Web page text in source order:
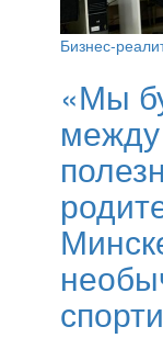
Бизнес-
«Мы